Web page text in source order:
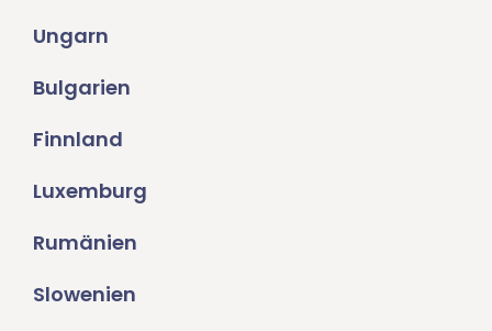
Ungarn
Bulgarien
Finnland
Luxemburg
Rumänien
Slowenien